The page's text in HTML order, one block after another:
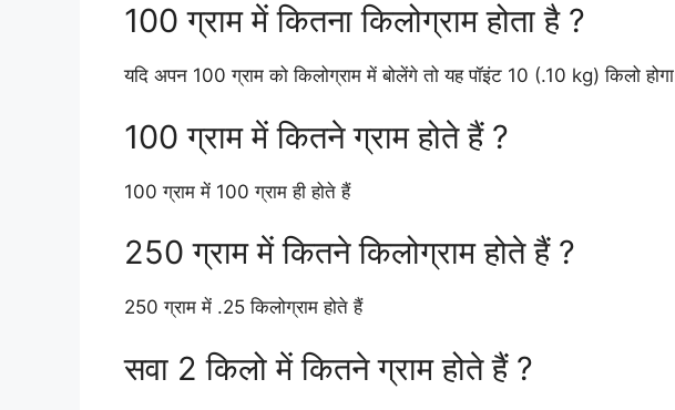
100 ग्राम में कितना किलोग्राम होता है ?
यदि अपन 100 ग्राम को किलोग्राम में बोलेंगे तो यह पॉइंट 10 (.10 kg) किलो होगा
100 ग्राम में कितने ग्राम होते हैं ?
100 ग्राम में 100 ग्राम ही होते हैं
250 ग्राम में कितने किलोग्राम होते हैं ?
250 ग्राम में .25 किलोग्राम होते हैं
सवा 2 किलो में कितने ग्राम होते हैं ?